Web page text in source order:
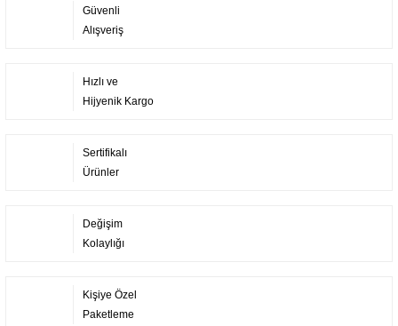
Güvenli
Alışveriş
Hızlı ve
Hijyenik Kargo
Sertifikalı
Ürünler
Değişim
Kolaylığı
Kişiye Özel
Paketleme